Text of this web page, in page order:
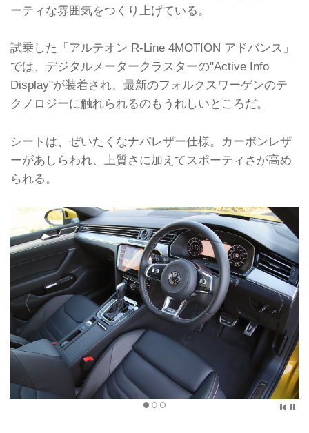
ーティな雰囲気をつくり上げている。
試乗した「アルテオン R-Line 4MOTION アドバンス」
では、デジタルメータークラスターの"Active Info
Display"が装着され、最新のフォルクスワーゲンのテ
クノロジーに触れられるのもうれしいところだ。
シートは、ぜいたくなナパレザー仕様。カーボンレザ
ーがあしらわれ、上質さに加えてスポーティさが高め
られる。